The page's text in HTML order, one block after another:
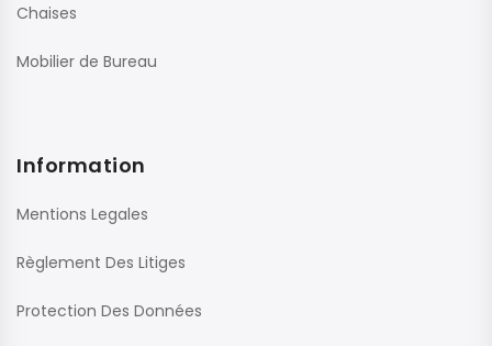
Chaises
Mobilier de Bureau
Information
Mentions Legales
Règlement Des Litiges
Protection Des Données